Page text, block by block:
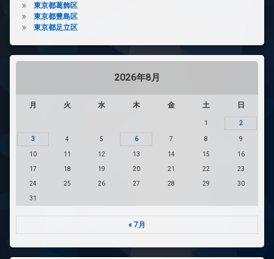
東京都葛飾区
東京都豊島区
東京都足立区
2026年8月
月 火 水 木 金 土 日
1 2
3 4 5 6 7 8 9
10 11 12 13 14 15 16
17 18 19 20 21 22 23
24 25 26 27 28 29 30
31
« 7月